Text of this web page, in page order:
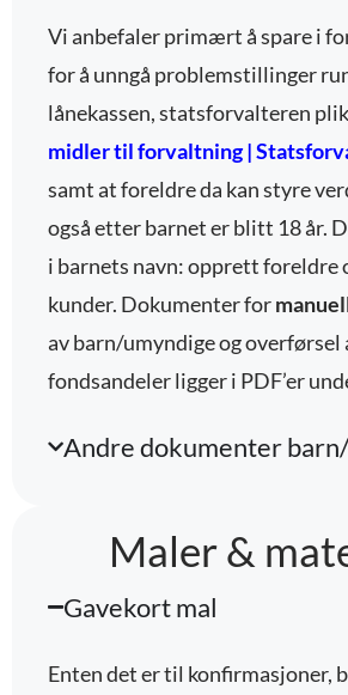
Vi anbefaler primært å spare i
for å unngå problemstillinger
lånekassen, statsforvalteren
midler til forvaltning |
samt at foreldre da kan styre
også etter barnet er blitt 18 år.
i barnets navn: opprett foreldre
kunder. Dokumenter for
av barn/umyndige og overførsel
fondsandeler ligger i PDF’er
Andre dokumenter
Maler &
Gavekort mal
Enten det er til konfirmasjoner,